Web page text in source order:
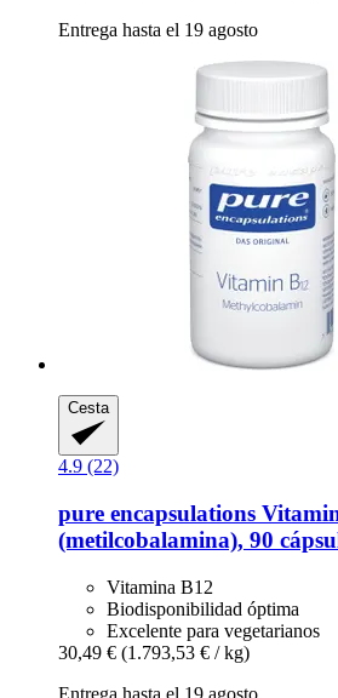
Entrega hasta el 19 agosto
Cesta
4.9 (22)
pure encapsulations
(metilcobalamina), 90
Vitamina B12
Biodisponibilidad óptima
Excelente para vegetarianos
30,49 € (1.793,53 € / kg)
Entrega hasta el 19 agosto